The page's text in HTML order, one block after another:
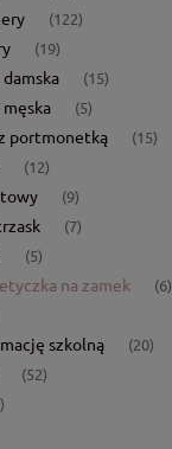
(122)
(19)
(15)
(5)
portmonetką (15)
(12)
(9)
(7)
(5)
na zamek (6)
szkolną (20)
(52)